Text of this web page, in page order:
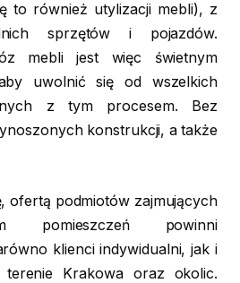
to również utylizacji mebli), z
sprzętów i pojazdów.
mebli jest więc świetnym
uwolnić się od wszelkich
z tym procesem. Bez
konstrukcji, a także
ofertą podmiotów zajmujących
pomieszczeń powinni
klienci indywidualni, jak i
terenie Krakowa oraz okolic.